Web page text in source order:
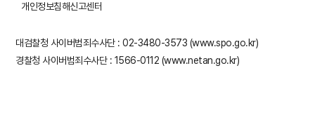
개인정보침해신고센터
대검찰청 사이버범죄수사단 : 02-3480-3573 (www.spo.go.kr)
경찰청 사이버범죄수사단 : 1566-0112 (www.netan.go.kr)